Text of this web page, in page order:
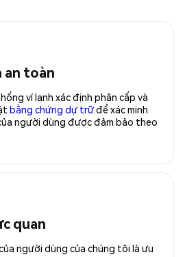
an toàn
ví lạnh xác định phân cấp và
bằng chứng dự trữđể xác minh
người dùng được đảm bảo theo
quan
người dùng của chúng tôi là ưu